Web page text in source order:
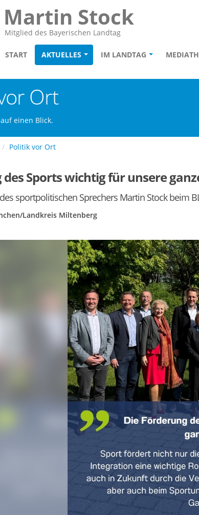
Martin Stock
Mitglied des Bayerischen Landtag
START AKTUELLES IM LANDTAG
Ort
einen Blick.
Politik vor Ort
Sports wichtig für unsere
sportpolitischen Sprechers Martin Stock beim
Landkreis Miltenberg